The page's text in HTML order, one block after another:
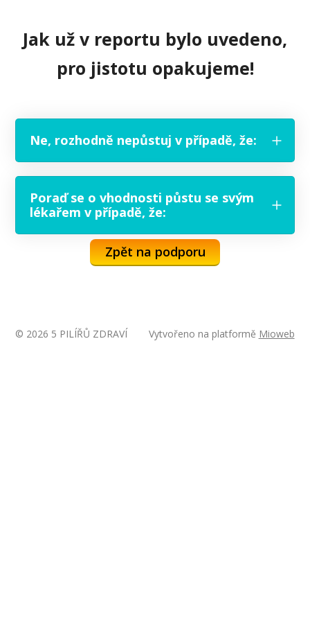
Jak už v reportu bylo uvedeno,
pro jistotu opakujeme!
Ne, rozhodně nepůstuj v případě, že:
Poraď se o vhodnosti půstu se svým
lékařem v případě, že:
Zpět na podporu
© 2026 5 PILÍŘŮ ZDRAVÍ Vytvořeno na platformě Mioweb